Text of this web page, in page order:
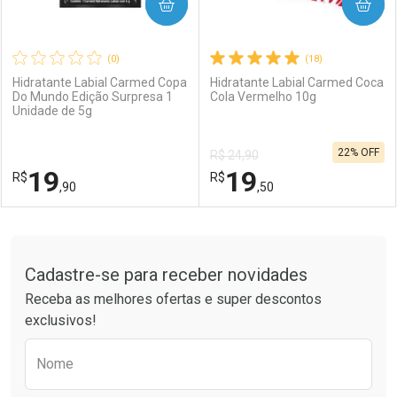
(0)
Hidratante Labial Carmed Copa
Do Mundo Edição Surpresa 1
Unidade de 5g
R$19,90
COMPRAR
Laboratório
Por Menos
(18)
Hidratante Labial Carmed Coca
Cola Vermelho 10g
R$ 24,90
R$19,50
22% OFF
COMPRAR
Laboratório
Por Menos
Cadastre-se para receber novidades
Receba as melhores ofertas e super descontos
exclusivos!
Nome